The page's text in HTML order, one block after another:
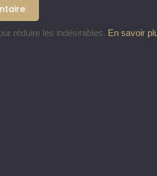
réduire les indésirables. En savoir